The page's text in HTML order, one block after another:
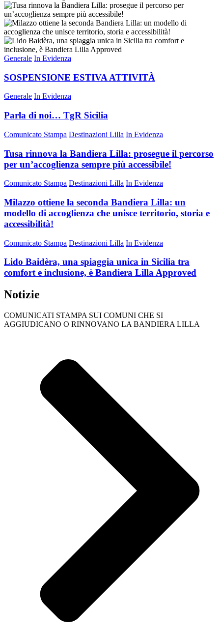
Generale In Evidenza
SOSPENSIONE ESTIVA ATTIVITÀ
Generale In Evidenza
Parla di noi… TgR Sicilia
Comunicato Stampa Destinazioni Lilla In Evidenza
Tusa rinnova la Bandiera Lilla: prosegue il percorso
per un’accoglienza sempre più accessibile!
Comunicato Stampa Destinazioni Lilla In Evidenza
Milazzo ottiene la seconda Bandiera Lilla: un
modello di accoglienza che unisce territorio, storia e
accessibilità!
Comunicato Stampa Destinazioni Lilla In Evidenza
Lido Baidèra, una spiaggia unica in Sicilia tra
comfort e inclusione, è Bandiera Lilla Approved
Notizie
COMUNICATI STAMPA SUI COMUNI CHE SI
AGGIUDICANO O RINNOVANO LA BANDIERA LILLA